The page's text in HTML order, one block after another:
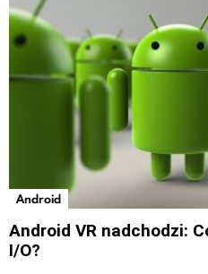
Android
Android VR nadchodzi:
I/O?